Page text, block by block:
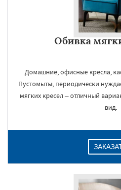
Обивка
Домашние, офисные кресла,
Пустомыты, периодически
мягких кресел – отличный
вид.